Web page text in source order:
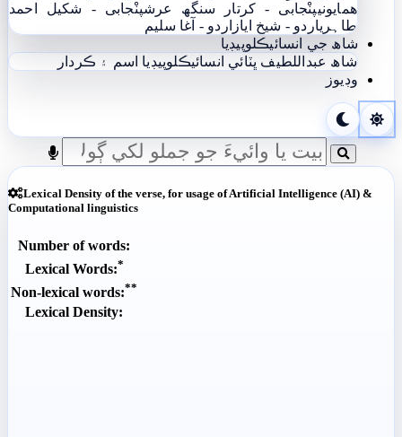
ھمايونيپنْجابی - کرتار سنگھ عرشپنْجابی - شکیل احمد
طاہریاردو - شيخ اياز اردو - آغا سليم
شاھ جي انسائيڪلوپيڊيا
شاھ عبداللطيف ڀٽائي انسائيڪلوپيڊيا اسم ۽ ڪردار
وڊيوز
Lexical Density of the verse, for usage of Artificial Intelligence (AI) &
Computational linguistics
Number of words:
Lexical Words:*
Non-lexical words:**
Lexical Density: